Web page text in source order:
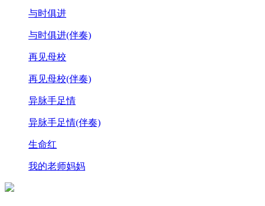
与时俱进
与时俱进(伴奏)
再见母校
再见母校(伴奏)
异脉手足情
异脉手足情(伴奏)
生命红
我的老师妈妈